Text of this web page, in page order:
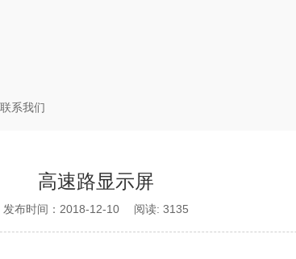
联系我们
高速路显示屏
发布时间：2018-12-10 阅读: 3135